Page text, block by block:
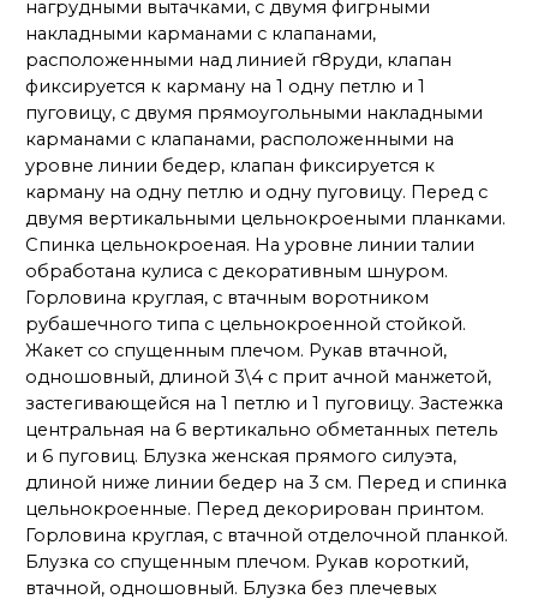
нагрудными вытачками, с двумя фигрными
накладными карманами с клапанами,
расположенными над линией г8руди, клапан
фиксируется к карману на 1 одну петлю и 1
пуговицу, с двумя прямоугольными накладными
карманами с клапанами, расположенными на
уровне линии бедер, клапан фиксируется к
карману на одну петлю и одну пуговицу. Перед с
двумя вертикальными цельнокроеными планками.
Спинка цельнокроеная. На уровне линии талии
обработана кулиса с декоративным шнуром.
Горловина круглая, с втачным воротником
рубашечного типа с цельнокроенной стойкой.
Жакет со спущенным плечом. Рукав втачной,
одношовный, длиной 3\4 с прит ачной манжетой,
застегивающейся на 1 петлю и 1 пуговицу. Застежка
центральная на 6 вертикально обметанных петель
и 6 пуговиц. Блузка женская прямого силуэта,
длиной ниже линии бедер на 3 см. Перед и спинка
цельнокроенные. Перед декорирован принтом.
Горловина круглая, с втачной отделочной планкой.
Блузка со спущенным плечом. Рукав короткий,
втачной, одношовный. Блузка без плечевых